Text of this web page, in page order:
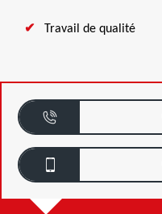
Travail de qualité